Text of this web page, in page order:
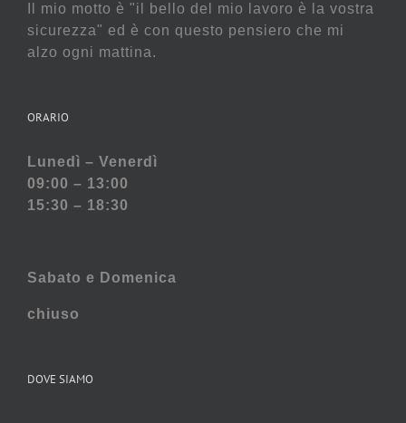
Il mio motto è "il bello del mio lavoro è la vostra
sicurezza" ed è con questo pensiero che mi
alzo ogni mattina.
ORARIO
Lunedì – Venerdì
09:00 – 13:00
15:30 – 18:30
Sabato e Domenica
chiuso
DOVE SIAMO